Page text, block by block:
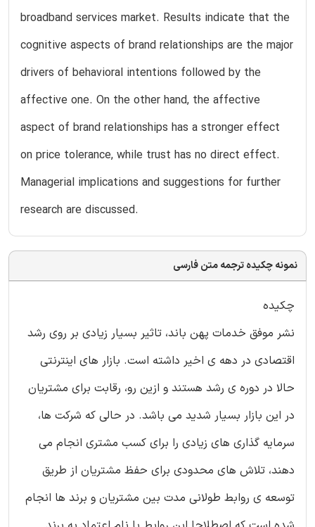
broadband services market. Results indicate that the
cognitive aspects of brand relationships are the major
drivers of behavioral intentions followed by the
affective one. On the other hand, the affective
aspect of brand relationships has a stronger effect
on price tolerance, while trust has no direct effect.
Managerial implications and suggestions for further
research are discussed.
نمونه چکیده ترجمه متن فارسی
چکیده
نشر موفق خدمات پهن باند، تاثیر بسیار زیادی بر روی رشد
اقتصادی در دهه ی اخیر داشته است. بازار های اینترنتی
حالا در دوره ی رشد هستند و ازین رو، رقابت برای مشتریان
در این بازار بسیار شدید می باشد. در حالی که شرکت ها،
سرمایه گذاری های زیادی را برای کسب مشتری انجام می
دهند، تلاش های محدودی برای حفظ مشتریان از طریق
توسعه ی روابط طولانی مدت بین مشتریان و برند ها انجام